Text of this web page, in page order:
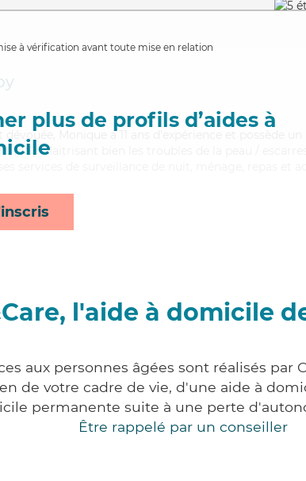
à vérification avant toute mise en relation
plus de profils d’aides à
dévouée, Monique a 11 ans d'expérience et possède un
(AS). Maitrisant bien les troubles de la peau / escarres
l'aide à domicile
aux personnes âgées sont réalisés par
de votre cadre de vie, d'une aide à
permanente suite à une perte
Être rappelé par un conseiller